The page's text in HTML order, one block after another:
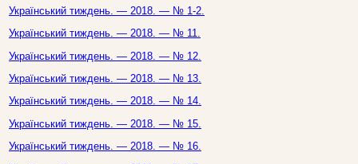
Український тиждень. — 2018. — № 1-2.
Український тиждень. — 2018. — № 11.
Український тиждень. — 2018. — № 12.
Український тиждень. — 2018. — № 13.
Український тиждень. — 2018. — № 14.
Український тиждень. — 2018. — № 15.
Український тиждень. — 2018. — № 16.